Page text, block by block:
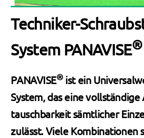
Techniker-
System PANAVISE®
PANAVISE®ist ein
System, das eine
tauschbarkeit sämtlicher
zulässt. Viele Kombinationen